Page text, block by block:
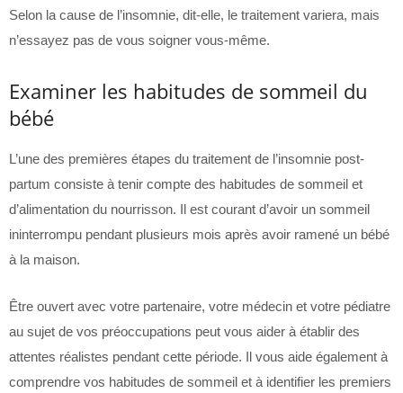
Selon la cause de l’insomnie, dit-elle, le traitement variera, mais
n’essayez pas de vous soigner vous-même.
Examiner les habitudes de sommeil du
bébé
L’une des premières étapes du traitement de l’insomnie post-
partum consiste à tenir compte des habitudes de sommeil et
d’alimentation du nourrisson. Il est courant d’avoir un sommeil
ininterrompu pendant plusieurs mois après avoir ramené un bébé
à la maison.
Être ouvert avec votre partenaire, votre médecin et votre pédiatre
au sujet de vos préoccupations peut vous aider à établir des
attentes réalistes pendant cette période. Il vous aide également à
comprendre vos habitudes de sommeil et à identifier les premiers